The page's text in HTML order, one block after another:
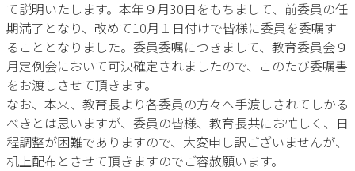
て説明いたします。本年９月30日をもちまして、前委員の任
期満了となり、改めて10月１日付けで皆様に委員を委嘱す
ることとなりました。委員委嘱につきまして、教育委員会９
月定例会において可決確定されましたので、このたび委嘱書
をお渡しさせて頂きます。
なお、本来、教育長より各委員の方々へ手渡しされてしかる
べきとは思いますが、委員の皆様、教育長共にお忙しく、日
程調整が困難でありますので、大変申し訳ございませんが、
机上配布とさせて頂きますのでご容赦願います。